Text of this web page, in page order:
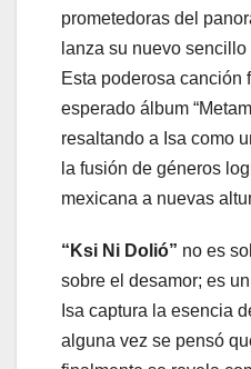
prometedoras del
lanza su nuevo
Esta poderosa canción
esperado álbum
resaltando a Isa como
la fusión de géneros
mexicana a nuevas
“Ksi Ni Dolió” no es
sobre el desamor; es
Isa captura la esencia
alguna vez se pensó